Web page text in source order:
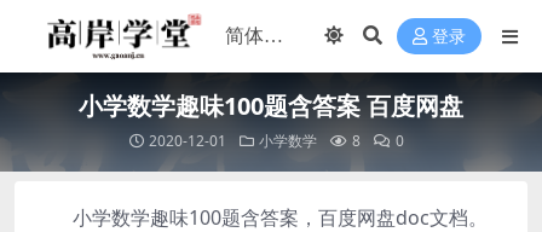
登录
小学数学趣味100题含答案 百度网盘
2020-12-01 小学数学 8 0
小学数学趣味100题含答案，百度网盘doc文档。